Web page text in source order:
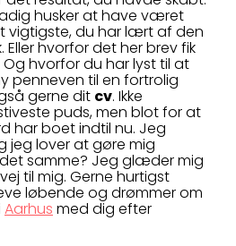
husker at have været
vigtigste, du har lært af den
Eller hvorfor det her brev fik
hvorfor du har lyst til at
penneven til en fortrolig
gerne dit cv. Ikke
puds, men blot for at
har boet indtil nu. Jeg
jeg lover at gøre mig
samme? Jeg glæder mig
til mig. Gerne hurtigst
løbende og drømmer om
Aarhus med dig efter